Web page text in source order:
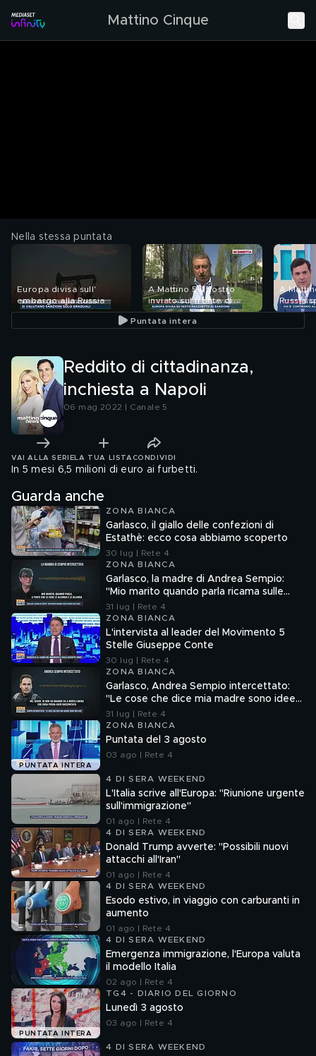
Mattino Cinque
Nella stessa puntata
Europa divisa sull'
embargo alla Russia
A Mattino 5 il nostro
inviato sul fronte di
guerra
A
Russia
Puntata intera
Reddito di cittadinanza,
inchiesta a Napoli
06 mag 2022 | Canale 5
VAI ALLA SERIE LA TUA LISTA CONDIVIDI
In 5 mesi 6,5 milioni di euro ai furbetti.
Guarda anche
ZONA BIANCA
Garlasco, il giallo delle confezioni di
Estathè: ecco cosa abbiamo scoperto
30 lug | Rete 4
ZONA BIANCA
Garlasco, la madre di Andrea Sempio:
"Mio marito quando parla ricama sulle
cose"
31 lug | Rete 4
ZONA BIANCA
L'intervista al leader del Movimento 5
Stelle Giuseppe Conte
30 lug | Rete 4
ZONA BIANCA
Garlasco, Andrea Sempio intercettato:
"Le cose che dice mia madre sono idee
sue"
31 lug | Rete 4
PUNTATA INTERA
ZONA BIANCA
Puntata del 3 agosto
03 ago | Rete 4
4 DI SERA WEEKEND
L'Italia scrive all'Europa: "Riunione urgente
sull'immigrazione"
01 ago | Rete 4
4 DI SERA WEEKEND
Donald Trump avverte: "Possibili nuovi
attacchi all'Iran"
01 ago | Rete 4
4 DI SERA WEEKEND
Esodo estivo, in viaggio con carburanti in
aumento
01 ago | Rete 4
4 DI SERA WEEKEND
Emergenza immigrazione, l'Europa valuta
il modello Italia
02 ago | Rete 4
PUNTATA INTERA
TG4 - DIARIO DEL GIORNO
Lunedì 3 agosto
03 ago | Rete 4
4 DI SERA WEEKEND